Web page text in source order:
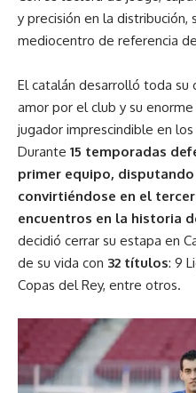
y precisión en la distribución,
mediocentro de referencia
El catalán desarrolló toda su
amor por el club y su
jugador imprescindible en
Durante 15 temporadas
primer equipo,
convirtiéndose en el
encuentros en la historia
decidió cerrar su estapa en
de su vida con 32 títulos: 9
Copas del Rey, entre otros.